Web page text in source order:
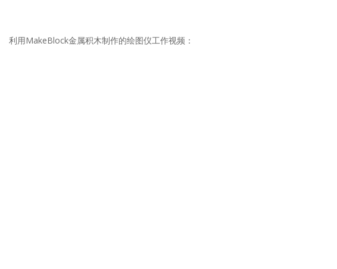
利用MakeBlock金属积木制作的绘图仪工作视频：